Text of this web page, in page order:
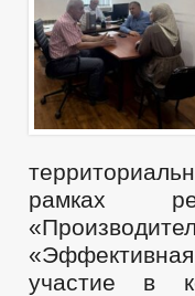
рамках
участие в